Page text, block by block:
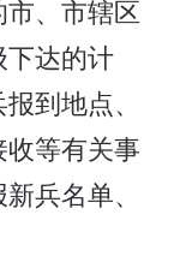
市、市辖区
下达的计
到地点、
等有关事
兵名单、